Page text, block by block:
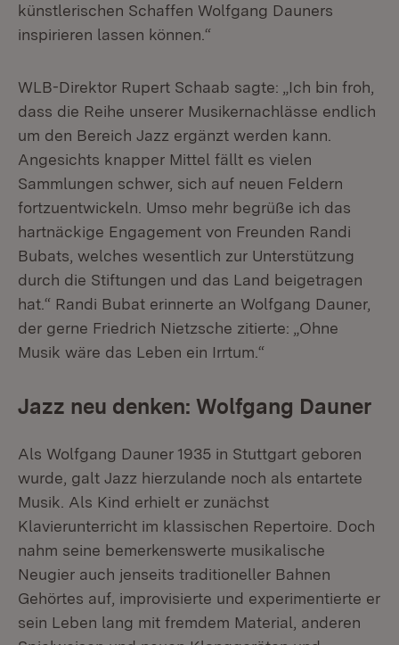
künstlerischen Schaffen Wolfgang Dauners
inspirieren lassen können.“
WLB-Direktor Rupert Schaab sagte: „Ich bin froh,
dass die Reihe unserer Musikernachlässe endlich
um den Bereich Jazz ergänzt werden kann.
Angesichts knapper Mittel fällt es vielen
Sammlungen schwer, sich auf neuen Feldern
fortzuentwickeln. Umso mehr begrüße ich das
hartnäckige Engagement von Freunden Randi
Bubats, welches wesentlich zur Unterstützung
durch die Stiftungen und das Land beigetragen
hat.“ Randi Bubat erinnerte an Wolfgang Dauner,
der gerne Friedrich Nietzsche zitierte: „Ohne
Musik wäre das Leben ein Irrtum.“
Jazz neu denken: Wolfgang Dauner
Als Wolfgang Dauner 1935 in Stuttgart geboren
wurde, galt Jazz hierzulande noch als entartete
Musik. Als Kind erhielt er zunächst
Klavierunterricht im klassischen Repertoire. Doch
nahm seine bemerkenswerte musikalische
Neugier auch jenseits traditioneller Bahnen
Gehörtes auf, improvisierte und experimentierte er
sein Leben lang mit fremdem Material, anderen